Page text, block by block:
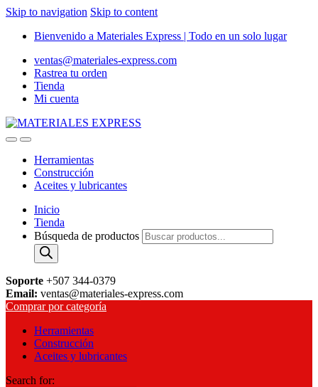
Skip to navigation Skip to content
Bienvenido a Materiales Express | Todo en un solo lugar
ventas@materiales-express.com
Rastrea tu orden
Tienda
Mi cuenta
Herramientas
Construcción
Aceites y lubricantes
Inicio
Tienda
Búsqueda de productos
Soporte +507 344-0379
Email: ventas@materiales-express.com
Comprar por categoría
Herramientas
Construcción
Aceites y lubricantes
Search for: